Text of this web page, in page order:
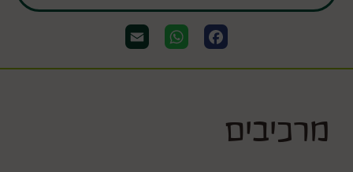
Facebook
WhatsApp
מרכיבים